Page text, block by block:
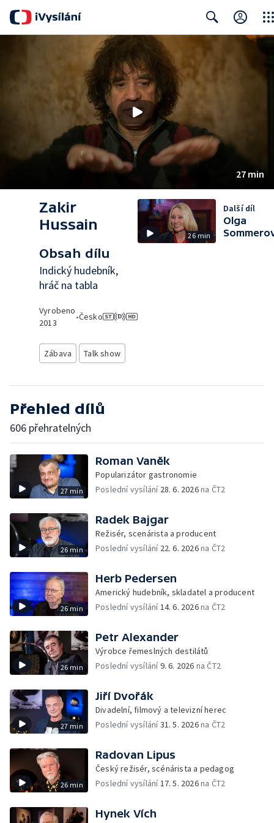
27 min
Zakir
Hussain
Obsah dílu
Indický hudebník,
hráč na tabla
Vyrobeno
2013
•Česko
Zábava Talk show
26 min
Další díl
Olga
Přehled dílů
606 přehratelných
27 min
Roman Vaněk
Popularizátor gastronomie
Poslední vysílání 28. 6. 2026na ČT2
26 min
Radek Bajgar
Režisér, scenárista a producent
Poslední vysílání 22. 6. 2026na ČT2
26 min
Herb Pedersen
Americký hudebník, skladatel a producent
Poslední vysílání14. 6. 2026na ČT2
26 min
Petr Alexander
Výrobce řemeslných destilátů
Poslední vysílání9. 6. 2026 na ČT2
27 min
Jiří Dvořák
Divadelní, filmový a televizní herec
Poslední vysílání31. 5. 2026na ČT2
26 min
Radovan Lipus
Český režisér, scénárista a pedagog
Poslední vysílání17. 5. 2026na ČT2
Hynek Vích